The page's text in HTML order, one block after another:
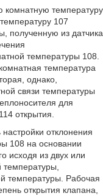
комнатную температуру
107
полученную из датчика
температуры 108.
температура
однако,
связи температуры
для
открытия.
отклонения
108 на основании
исходя из двух или
температуры. Рабочая
открытия клапана,